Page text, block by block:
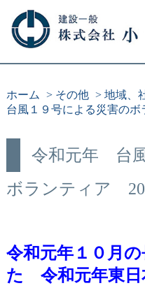
ホーム > その他 > 地域、
台風１９号による災害の
令和元年 台
ボランティア
令和元年１０月
た 令和元年東日